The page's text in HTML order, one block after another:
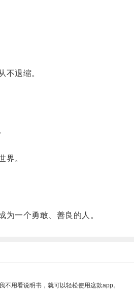
退缩。
。
一个勇敢、善良的人。
用看说明书，就可以轻松使用这款app。